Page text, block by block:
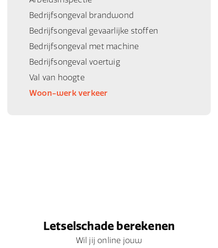
Bedrijfsongeval brandwond
Bedrijfsongeval gevaarlijke stoffen
Bedrijfsongeval met machine
Bedrijfsongeval voertuig
Val van hoogte
Woon-werk verkeer
Letselschade berekenen
Wil jij online jouw